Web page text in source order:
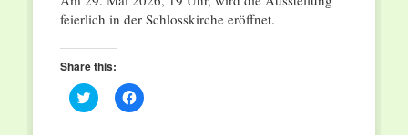
feierlich in der Schlosskirche eröffnet.
Share this:
Click
to
Click
to